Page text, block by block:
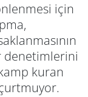
için
denetimlerini
kamp kuran